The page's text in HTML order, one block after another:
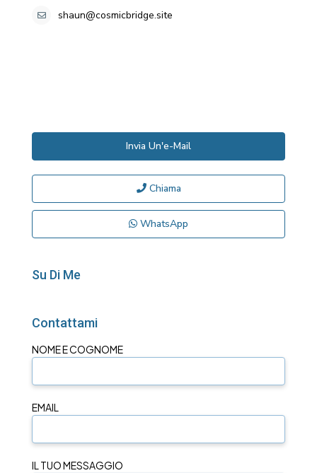
shaun@cosmicbridge.site
Invia Un'e-Mail
Chiama
WhatsApp
Su Di Me
Contattami
NOME E COGNOME
EMAIL
IL TUO MESSAGGIO